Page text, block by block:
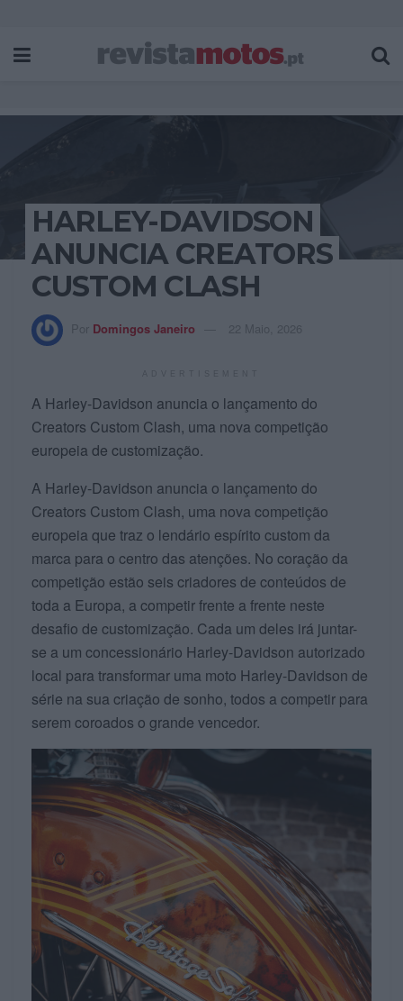
HARLEY-DAVIDSON
ANUNCIA CREATORS
CUSTOM CLASH
Por Domingos Janeiro 22 Maio, 2026
A Harley-Davidson anuncia o lançamento do
Creators Custom Clash, uma nova competição
europeia de customização.
A Harley-Davidson anuncia o lançamento do
Creators Custom Clash, uma nova competição
europeia que traz o lendário espírito custom da
marca para o centro das atenções. No coração da
competição estão seis criadores de conteúdos de
toda a Europa, a competir frente a frente neste
desafio de customização. Cada um deles irá juntar-
se a um concessionário Harley-Davidson autorizado
local para transformar uma moto Harley-Davidson de
série na sua criação de sonho, todos a competir para
serem coroados o grande vencedor.